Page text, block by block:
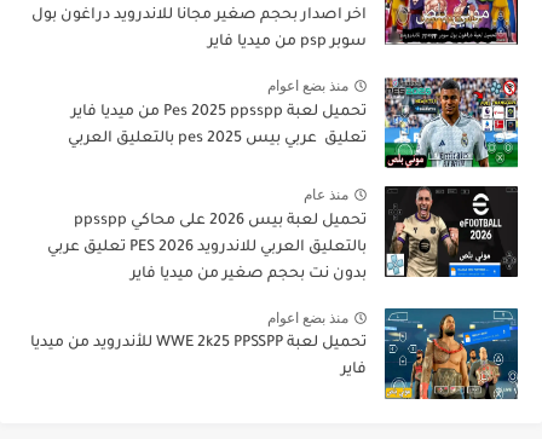
اخر اصدار بحجم صغير مجانا للاندرويد دراغون بول
سوبر psp من ميديا فاير
منذ بضع اعوام
تحميل لعبة Pes 2025 ppsspp من ميديا فاير
تعليق عربي بيس pes 2025 بالتعليق العربي
منذ عام
تحميل لعبة بيس 2026 على محاكي ppsspp
بالتعليق العربي للاندرويد PES 2026 تعليق عربي
بدون نت بحجم صغير من ميديا فاير
منذ بضع اعوام
تحميل لعبة WWE 2k25 PPSSPP للأندرويد من ميديا
فاير